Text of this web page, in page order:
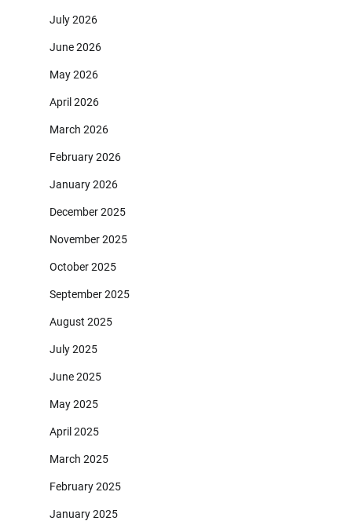
July 2026
June 2026
May 2026
April 2026
March 2026
February 2026
January 2026
December 2025
November 2025
October 2025
September 2025
August 2025
July 2025
June 2025
May 2025
April 2025
March 2025
February 2025
January 2025